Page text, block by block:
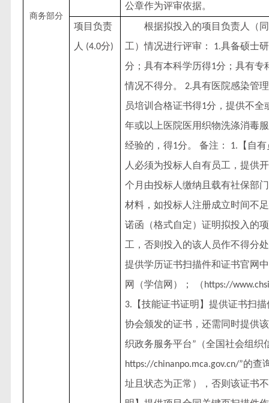
商务部分
公章作为评审依据。
项目负责
人 (4.0分)
根据拟投入的项目负责人（
工）情况进行评审：
1.具备硕士
分；具有本科学历得1分；具有专
情况不得分。
2.具有医院感染管
员培训合格证书得1分，提供不全
年或以上医院医用织物洗涤消毒
经验的，得1分。 备注： 1. 【自
人必须为投标人自有员工，提供
个月由投标人缴纳且载有社保部
材料，如投标人注册成立时间不
诺函（格式自定）证明拟投入的
工，否则投入的该人员作不得分
提供学历证书扫描件和证书官网
网（学信网）； （ https://
3. 【技能证书证明】提供证书扫
协会颁发的证书，还需同时提供
织政务服务平台” （全国社会组
https://chinanpo.mca.gov.cn/”的查
址且状态为正常），否则该证书